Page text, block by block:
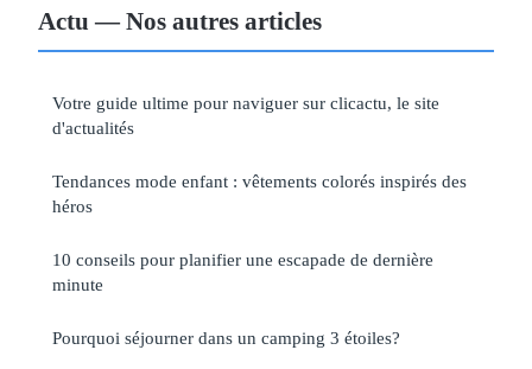
Actu — Nos autres articles
Votre guide ultime pour naviguer sur clicactu, le site
d'actualités
Tendances mode enfant : vêtements colorés inspirés des
héros
10 conseils pour planifier une escapade de dernière
minute
Pourquoi séjourner dans un camping 3 étoiles?